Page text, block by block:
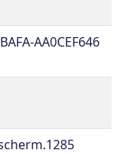
AA0CEF646